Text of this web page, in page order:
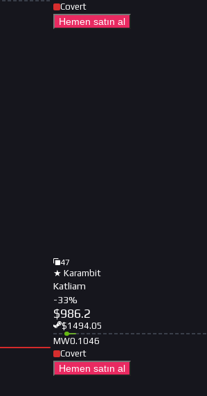
Covert
Hemen satın al
47
★ Karambit
Katliam
-33%
$986.2
$1494.05
MW0.1046
Covert
Hemen satın al